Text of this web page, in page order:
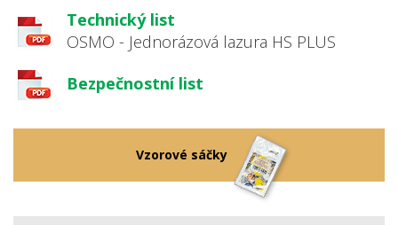
Technický list
OSMO - Jednorázová lazura HS PLUS
Bezpečnostní list
Vzorové sáčky